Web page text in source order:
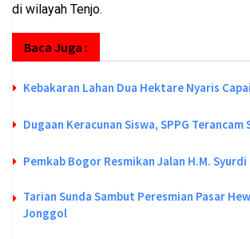
di wilayah Tenjo.
Baca Juga :
Kebakaran Lahan Dua Hektare Nyaris
Dugaan Keracunan Siswa, SPPG Terancam
Pemkab Bogor Resmikan Jalan H.M.
Tarian Sunda Sambut Peresmian Pasar
Jonggol